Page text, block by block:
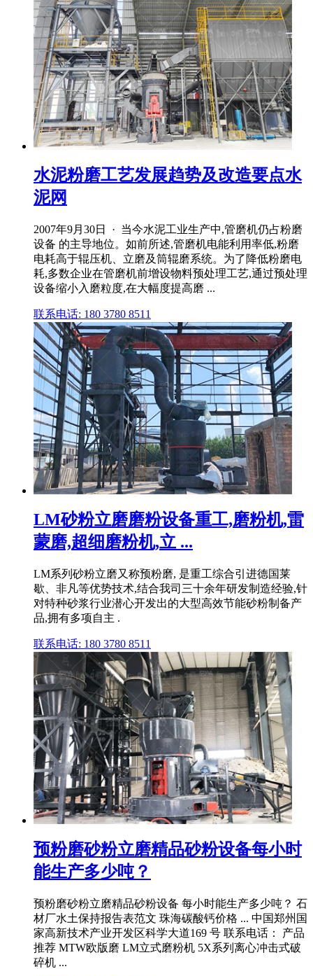
水泥粉磨工艺发展趋势及改造要点水
泥网
2007年9月30日 · 当今水泥工业生产中,管磨机仍占粉磨
设备 的主导地位。如前所述,管磨机电能利用率低,粉磨
电耗高于辊压机、立磨及筒辊磨系统。为了降低粉磨电
耗,多数企业在管磨机前增设物料预处理工艺,通过预处理
设备缩小入磨粒度,在大幅度提高磨 ...
联系电话: 180 3780 8511
LM砂粉立磨磨粉设备重工,磨粉机,雷
蒙磨,超细磨粉机,立 ...
LM系列砂粉立磨又称预粉磨, 是重工综合引进德国莱
歇、非凡等优势技术,结合我司三十余年研发制造经验,针
对特种砂浆行业潜心开发出的大型高效节能砂粉制备产
品,拥有多项自主 .
联系电话: 180 3780 8511
预粉磨砂粉立磨精品砂粉设备每小时
能生产多少吨？
预粉磨砂粉立磨精品砂粉设备 每小时能生产多少吨？ 石
材厂水土保持报告表范文 珠海碳酸钙价格 ... 中国郑州国
家高新技术产业开发区科学大道169 号 联系电话： 产品
推荐 MTW欧版磨 LM立式磨粉机 5X系列离心冲击式破
碎机 ...